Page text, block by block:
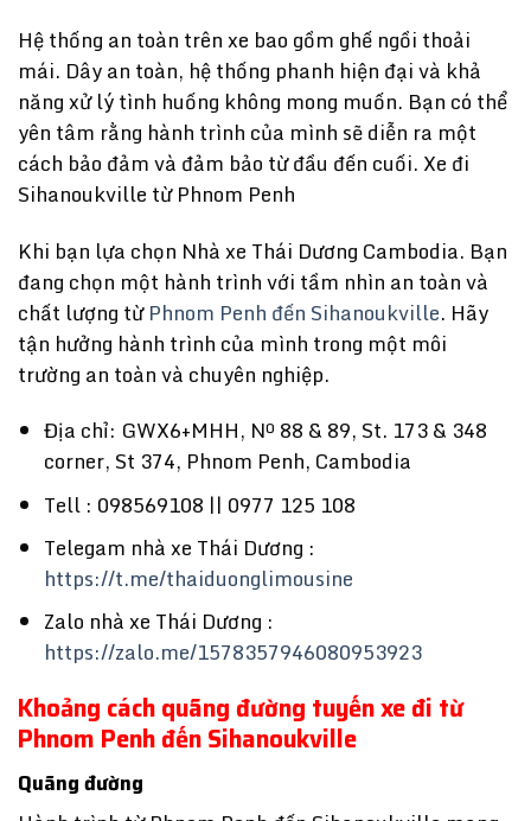
Hệ thống an toàn trên xe bao gồm ghế ngồi thoải
mái. Dây an toàn, hệ thống phanh hiện đại và khả
năng xử lý tình huống không mong muốn. Bạn có thể
yên tâm rằng hành trình của mình sẽ diễn ra một
cách bảo đảm và đảm bảo từ đầu đến cuối. Xe đi
Sihanoukville từ Phnom Penh
Khi bạn lựa chọn Nhà xe Thái Dương Cambodia. Bạn
đang chọn một hành trình với tầm nhìn an toàn và
chất lượng từPhnom Penh đến Sihanoukville. Hãy
tận hưởng hành trình của mình trong một môi
trường an toàn và chuyên nghiệp.
Địa chỉ: GWX6+MHH, Nº 88 & 89, St. 173 & 348
corner, St 374, Phnom Penh, Cambodia
Tell : 098569108 || 0977 125 108
Telegam nhà xe Thái Dương :
https://t.me/thaiduonglimousine
Zalo nhà xe Thái Dương :
https://zalo.me/1578357946080953923
Khoảng cách quãng đường tuyến xe đi từ
Phnom Penh đến Sihanoukville
Quãng đường